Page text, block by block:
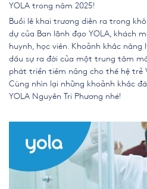
YOLA trong năm 2025!
Buổi lễ khai trương diễn ra trong
dự của Ban lãnh đạo YOLA, khách
huynh, học viên. Khoảnh khắc
dấu sự ra đời của một trung tâm
phát triển tiềm năng cho thế hệ trẻ
Cùng nhìn lại những khoảnh khắc
YOLA Nguyễn Tri Phương nhé!